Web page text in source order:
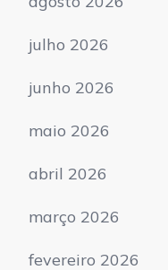
julho 2026
junho 2026
maio 2026
abril 2026
março 2026
fevereiro 2026